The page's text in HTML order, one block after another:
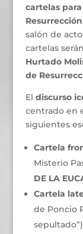
cartelas
salón de
cartelas
Hurtado
de
El discurso
centrado en
siguientes
Cartela
Misterio
DE LA
Cartela
de Poncio
sepultado”)